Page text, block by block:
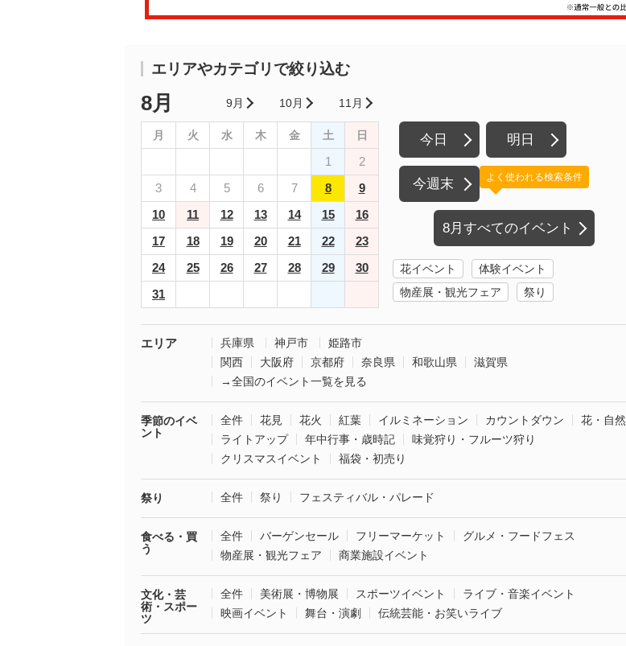
エリアやカテゴリで絞り込む
8月 9月 10月 11月
月 火 水 木 金 土 日
1
2
3
4 5 6 7 8
9
10
11 12 13 14 15
16
17
18 19 20 21 22
23
24
25 26 27 28 29
30
31
今日 明日
今週末
8月すべてのイベント
よく使われる検索条件
花イベント
体験イベント
物産展・観光フェア
祭り
エリア 兵庫県 神戸市
姫路市
関西
大阪府 京都府 奈良県 和歌山県
滋賀県
→全国のイベント一覧を見る
季節のイベ
ント
全件 花見 花火 紅葉 イルミネーション カウントダウン
花・自然
ライトアップ
年中行事・歳時記
味覚狩り・フルーツ狩り
クリスマスイベント
福袋・初売り
祭り 全件 祭り フェスティバル・パレード
食べる・買
う
全件 バーゲンセール フリーマーケット
グルメ・フードフェス
物産展・観光フェア
商業施設イベント
文化・芸
術・スポー
ツ
全件 美術展・博物展 スポーツイベント
ライブ・音楽イベント
映画イベント
舞台・演劇 伝統芸能・お笑いライブ